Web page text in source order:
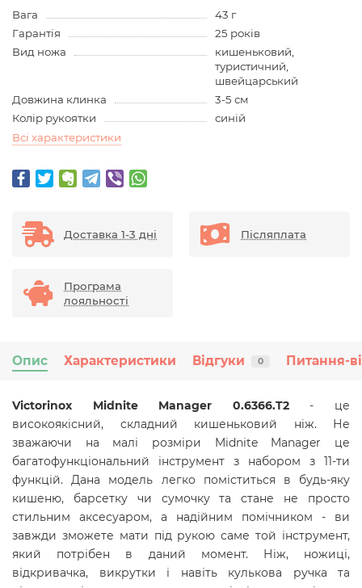
Вага
43 г
Гарантія
25 років
Вид ножа
кишеньковий,
туристичний,
швейцарський
Довжина клинка
3-5 см
Колір рукоятки
синій
Всі характеристики
Доставка 1-3 дні Післяплата
Програма
лояльності
Опис Характеристики Відгуки 0 Питання-
Victorinox Midnite Manager 0.6366.T2- це
високоякісний, складний кишеньковий ніж. Не
зважаючи на малі розміри Midnite Manager це
багатофункціональний інструмент з набором з 11-ти
функцій. Дана модель легко поміститься в будь-яку
кишеню, барсетку чи сумочку та стане не просто
стильним аксесуаром, а надійним помічником - ви
завжди зможете мати під рукою саме той інструмент,
який потрібен в даний момент. Ніж, ножиці,
відкривачка, викрутки і навіть кулькова ручка та